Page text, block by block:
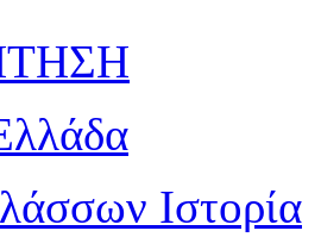
Ιστορία